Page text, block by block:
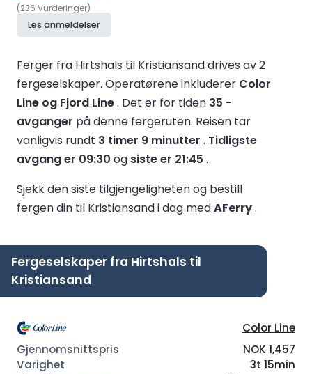
(236 Vurderinger)
Les anmeldelser
Ferger fra Hirtshals til Kristiansand drives av 2
fergeselskaper. Operatørene inkluderer Color
Line og Fjord Line. Det er for tiden 35 -
avganger på denne fergeruten. Reisen tar
vanligvis rundt 3 timer 9 minutter . Tidligste
avgang er 09:30 og siste er 21:45 .
Sjekk den siste tilgjengeligheten og bestill
fergen din til Kristiansand i dag medAFerry.
Fergeselskaper fra Hirtshals til
Kristiansand
Color Line
NOK 1,457
3t 15min